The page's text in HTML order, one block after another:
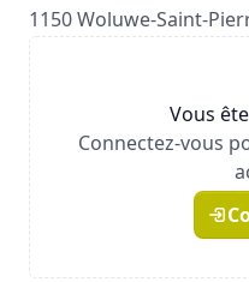
1150 Woluwe-Saint-
Vous
Connectez-vous